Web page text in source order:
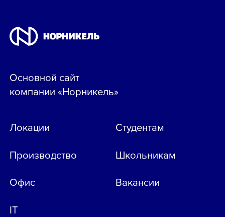
Основной сайт
компании «Норникель»
Локации
Производство
Офис
IT
Студентам
Школьникам
Вакансии